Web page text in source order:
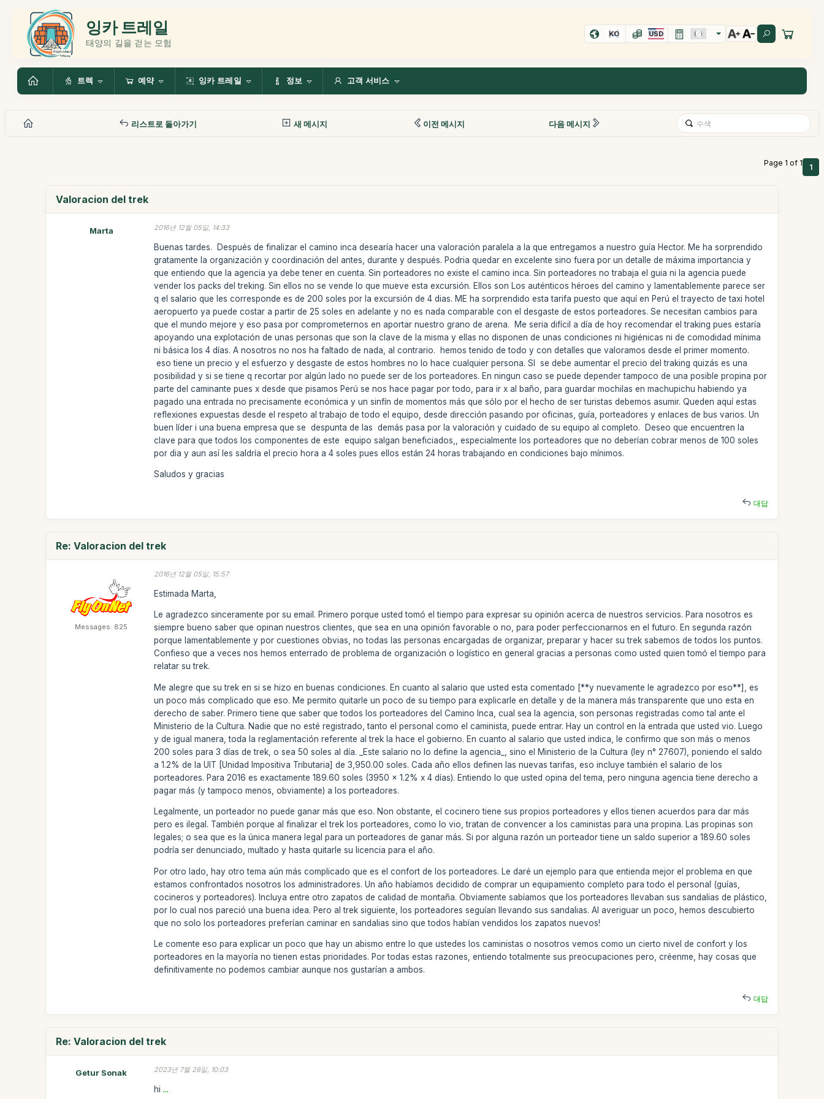
잉카 트레일
태양의 길을 걷는 모험
KO USD
트렉 예약 잉카 트레일 정보 고객 서비스
리스트로 돌아가기 새 메시지 이전 메시지 다음 메시지
Page 1 of 1 1
Valoracion del trek
Marta 2016년 12월 05일, 14:33
Buenas tardes. Después de finalizar el camino inca desearía hacer una valoración paralela a la que entregamos a nuestro guía Hector. Me ha sorprendido
gratamente la organización y coordinación del antes, durante y después. Podria quedar en excelente sino fuera por un detalle de máxima importancia y
que entiendo que la agencia ya debe tener en cuenta. Sin porteadores no existe el camino inca. Sin porteadores no trabaja el guia ni la agencia puede
vender los packs del treking. Sin ellos no se vende lo que mueve esta excursión. Ellos son Los auténticos héroes del camino y lamentablemente parece ser
q el salario que les corresponde es de 200 soles por la excursión de 4 dias. ME ha sorprendido esta tarifa puesto que aquí en Perú el trayecto de taxi hotel
aeropuerto ya puede costar a partir de 25 soles en adelante y no es nada comparable con el desgaste de estos porteadores. Se necesitan cambios para
que el mundo mejore y eso pasa por comprometernos en aportar nuestro grano de arena. Me seria difícil a día de hoy recomendar el traking pues estaría
apoyando una explotación de unas personas que son la clave de la misma y ellas no disponen de unas condiciones ni higiénicas ni de comodidad mínima
ni básica los 4 días. A nosotros no nos ha faltado de nada, al contrario. hemos tenido de todo y con detalles que valoramos desde el primer momento.
eso tiene un precio y el esfuerzo y desgaste de estos hombres no lo hace cualquier persona. SI se debe aumentar el precio del traking quizás es una
posibilidad y si se tiene q recortar por algún lado no puede ser de los porteadores. En ningun caso se puede depender tampoco de una posible propina por
parte del caminante pues x desde que pisamos Perú se nos hace pagar por todo, para ir x al baño, para guardar mochilas en machupichu habiendo ya
pagado una entrada no precisamente económica y un sinfín de momentos más que sólo por el hecho de ser turistas debemos asumir. Queden aquí estas
reflexiones expuestas desde el respeto al trabajo de todo el equipo, desde dirección pasando por oficinas, guía, porteadores y enlaces de bus varios. Un
buen líder i una buena empresa que se despunta de las demás pasa por la valoración y cuidado de su equipo al completo. Deseo que encuentren la
clave para que todos los componentes de este equipo salgan beneficiados,, especialmente los porteadores que no deberían cobrar menos de 100 soles
por dia y aun así les saldría el precio hora a 4 soles pues ellos están 24 horas trabajando en condiciones bajo mínimos.
Saludos y gracias
대답
Re: Valoracion del trek
Messages: 825
2016년 12월 05일, 15:57
Estimada Marta,
Le agradezco sinceramente por su email. Primero porque usted tomó el tiempo para expresar su opinión acerca de nuestros servicios. Para nosotros es
siempre bueno saber que opinan nuestros clientes, que sea en una opinión favorable o no, para poder perfeccionarnos en el futuro. En segunda razón
porque lamentablemente y por cuestiones obvias, no todas las personas encargadas de organizar, preparar y hacer su trek sabemos de todos los puntos.
Confieso que a veces nos hemos enterrado de problema de organización o logístico en general gracias a personas como usted quien tomó el tiempo para
relatar su trek.
Me alegre que su trek en si se hizo en buenas condiciones. En cuanto al salario que usted esta comentado [**y nuevamente le agradezco por eso**], es
un poco más complicado que eso. Me permito quitarle un poco de su tiempo para explicarle en detalle y de la manera más transparente que uno esta en
derecho de saber. Primero tiene que saber que todos los porteadores del Camino Inca, cual sea la agencia, son personas registradas como tal ante el
Ministerio de la Cultura. Nadie que no esté registrado, tanto el personal como el caminista, puede entrar. Hay un control en la entrada que usted vio. Luego
y de igual manera, toda la reglamentación referente al trek la hace el gobierno. En cuanto al salario que usted indica, le confirmo que son más o menos
200 soles para 3 días de trek, o sea 50 soles al día. _Este salario no lo define la agencia_, sino el Ministerio de la Cultura (ley n° 27607), poniendo el saldo
a 1.2% de la UIT [Unidad Impositiva Tributaria] de 3,950.00 soles. Cada año ellos definen las nuevas tarifas, eso incluye también el salario de los
porteadores. Para 2016 es exactamente 189.60 soles (3950 x 1.2% x 4 días). Entiendo lo que usted opina del tema, pero ninguna agencia tiene derecho a
pagar más (y tampoco menos, obviamente) a los porteadores.
Legalmente, un porteador no puede ganar más que eso. Non obstante, el cocinero tiene sus propios porteadores y ellos tienen acuerdos para dar más
pero es ilegal. También porque al finalizar el trek los porteadores, como lo vio, tratan de convencer a los caministas para una propina. Las propinas son
legales; o sea que es la única manera legal para un porteadores de ganar más. Si por alguna razón un porteador tiene un saldo superior a 189.60 soles
podría ser denunciado, multado y hasta quitarle su licencia para el año.
Por otro lado, hay otro tema aún más complicado que es el confort de los porteadores. Le daré un ejemplo para que entienda mejor el problema en que
estamos confrontados nosotros los administradores. Un año habíamos decidido de comprar un equipamiento completo para todo el personal (guías,
cocineros y porteadores). Incluya entre otro zapatos de calidad de montaña. Obviamente sabíamos que los porteadores llevaban sus sandalias de plástico,
por lo cual nos pareció una buena idea. Pero al trek siguiente, los porteadores seguían llevando sus sandalias. Al averiguar un poco, hemos descubierto
que no solo los porteadores preferían caminar en sandalias sino que todos habían vendidos los zapatos nuevos!
Le comente eso para explicar un poco que hay un abismo entre lo que ustedes los caministas o nosotros vemos como un cierto nivel de confort y los
porteadores en la mayoría no tienen estas prioridades. Por todas estas razones, entiendo totalmente sus preocupaciones pero, créenme, hay cosas que
definitivamente no podemos cambiar aunque nos gustarían a ambos.
대답
Re: Valoracion del trek
Getur Sonak 2023년 7월 26일, 10:03
hi...